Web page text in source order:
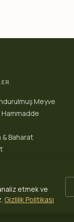
Meyve
& Baharat
etmek ve
Gizlilik Politikası